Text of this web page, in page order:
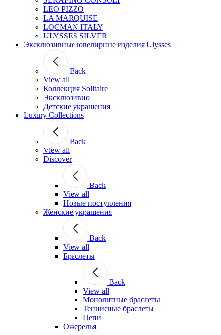
LEO PIZZO
LA MARQUISE
LOCMAN ITALY
ULYSSES SILVER
Эксклюзивные ювелирные изделия Ulysses
Back
View all
Коллекция Solitaire
Эксклюзивно
Детские украшения
Luxury Collections
Back
View all
Discover
Back
View all
Новые поступления
Женские украшения
Back
View all
Браслеты
Back
View all
Монолитные браслеты
Теннисные браслеты
Цепи
Ожерелья